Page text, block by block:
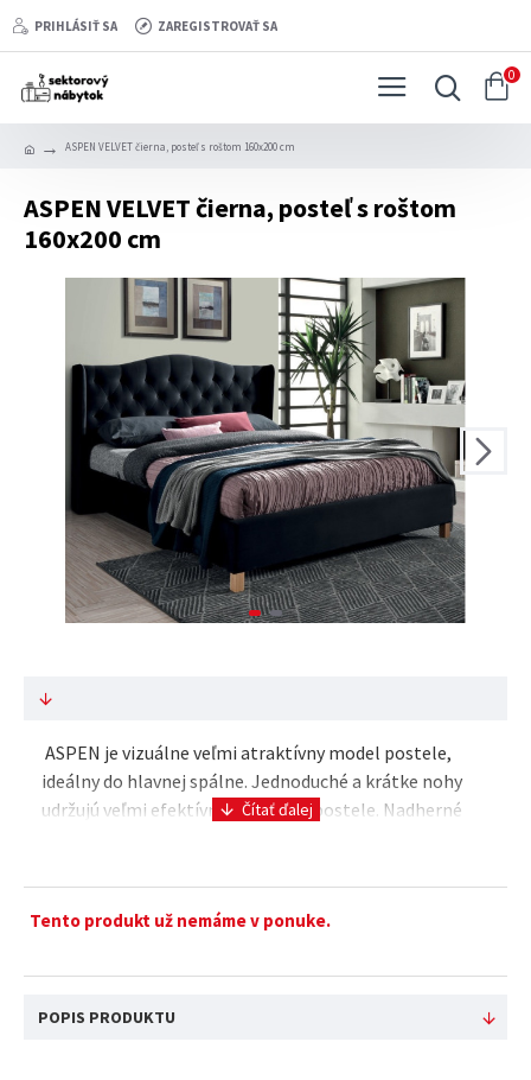
PRIHLÁSIŤ SA ZAREGISTROVAŤ SA
0
ASPEN VELVET čierna, posteľ s roštom 160x200 cm
ASPEN VELVET čierna, posteľ s roštom
160x200 cm
ASPEN je vizuálne veľmi atraktívny model postele,
ideálny do hlavnej spálne. Jednoduché a krátke nohy
udržujú veľmi efektívny nízky rám postele. Nadherné
Tento produkt už nemáme v ponuke.
POPIS PRODUKTU